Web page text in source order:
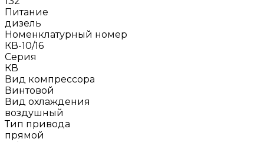
Питание
дизель
Номенклатурный номер
КВ-10/16
Серия
КВ
Вид компрессора
Винтовой
Вид охлаждения
воздушный
Тип привода
прямой